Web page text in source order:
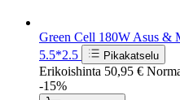
Green Cell 180W Asus
5.5*2.5
Pikakatselu
Erikoishinta 50,95 €
-15%